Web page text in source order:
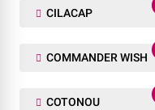
CILACAP
COMMANDER WISH
COTONOU